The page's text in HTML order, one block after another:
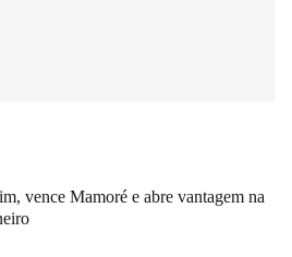
vence Mamoré e abre vantagem na